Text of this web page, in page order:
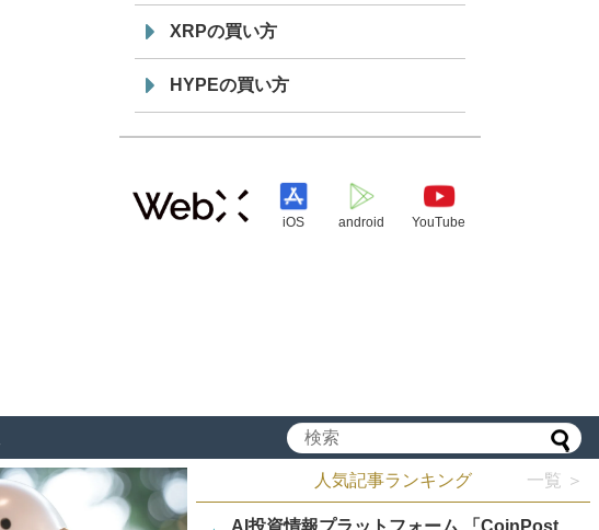
XRPの買い方
HYPEの買い方
iOS android YouTube
人気記事ランキング 一覧 ＞